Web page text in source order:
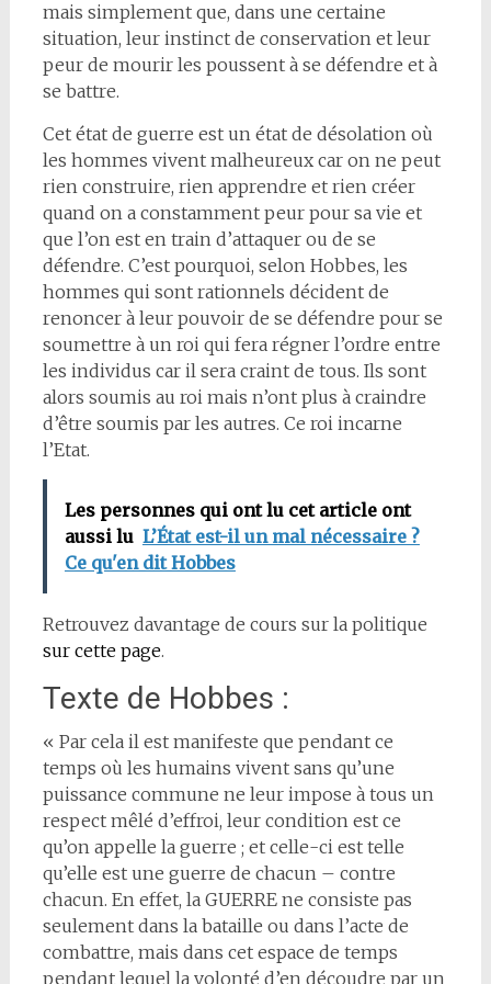
mais simplement que, dans une certaine
situation, leur instinct de conservation et leur
peur de mourir les poussent à se défendre et à
se battre.
Cet état de guerre est un état de désolation où
les hommes vivent malheureux car on ne peut
rien construire, rien apprendre et rien créer
quand on a constamment peur pour sa vie et
que l’on est en train d’attaquer ou de se
défendre. C’est pourquoi, selon Hobbes, les
hommes qui sont rationnels décident de
renoncer à leur pouvoir de se défendre pour se
soumettre à un roi qui fera régner l’ordre entre
les individus car il sera craint de tous. Ils sont
alors soumis au roi mais n’ont plus à craindre
d’être soumis par les autres. Ce roi incarne
l’Etat.
Les personnes qui ont lu cet article ont
aussi lu L’État est-il un mal nécessaire ?
Ce qu'en dit Hobbes
Retrouvez davantage de cours sur la politique
sur cette page.
Texte de Hobbes :
« Par cela il est manifeste que pendant ce
temps où les humains vivent sans qu’une
puissance commune ne leur impose à tous un
respect mêlé d’effroi, leur condition est ce
qu’on appelle la guerre ; et celle-ci est telle
qu’elle est une guerre de chacun – contre
chacun. En effet, la GUERRE ne consiste pas
seulement dans la bataille ou dans l’acte de
combattre, mais dans cet espace de temps
pendant lequel la volonté d’en découdre par un